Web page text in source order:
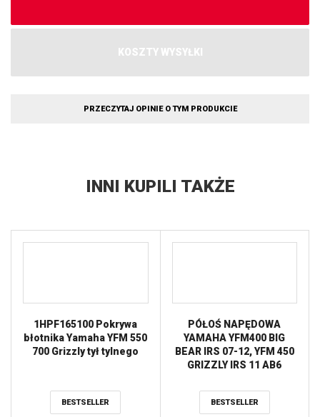
KOSZTY WYSYŁKI
PRZECZYTAJ OPINIE O TYM PRODUKCIE
INNI KUPILI TAKŻE
1HPF165100 Pokrywa
błotnika Yamaha YFM 550
700 Grizzly tył tylnego
BESTSELLER
PÓŁOŚ NAPĘDOWA
YAMAHA YFM400 BIG
BEAR IRS 07-12, YFM 450
GRIZZLY IRS 11 AB6
PRAWA ALL BALLS
BESTSELLER